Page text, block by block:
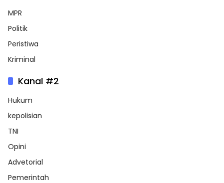
MPR
Politik
Peristiwa
Kriminal
Kanal #2
Hukum
kepolisian
TNI
Opini
Advetorial
Pemerintah